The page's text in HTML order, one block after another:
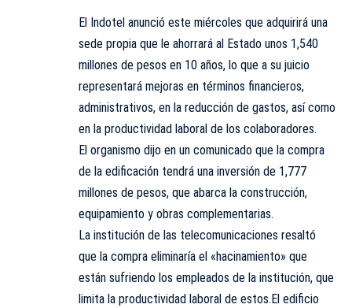
El Indotel anunció este miércoles que adquirirá una
sede propia que le ahorrará al Estado unos 1,540
millones de pesos en 10 años, lo que a su juicio
representará mejoras en términos financieros,
administrativos, en la reducción de gastos, así como
en la productividad laboral de los colaboradores.
El organismo dijo en un comunicado que la compra
de la edificación tendrá una inversión de 1,777
millones de pesos, que abarca la construcción,
equipamiento y obras complementarias.
La institución de las telecomunicaciones resaltó
que la compra eliminaría el «hacinamiento» que
están sufriendo los empleados de la institución, que
limita la productividad laboral de estos.El edificio